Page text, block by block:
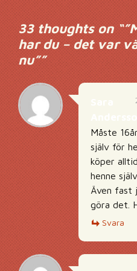
33 thoughts on “
har du – det var
nu””
Måste
själv för
köper
henne
Även fast
göra det.
Svara